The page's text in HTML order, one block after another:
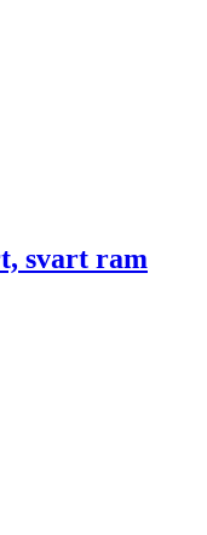
svart ram